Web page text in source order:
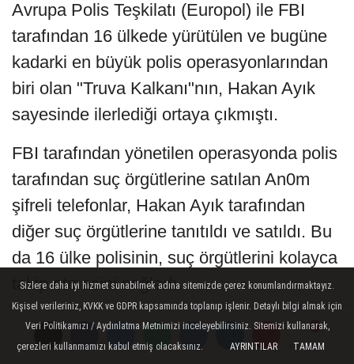
Yorumlar
Yorumlar
Avrupa Polis Teşkilatı (Europol) ile FBI
tarafından 16 ülkede yürütülen ve bugüne
kadarki en büyük polis operasyonlarından
biri olan "Truva Kalkanı"nın, Hakan Ayık
sayesinde ilerlediği ortaya çıkmıştı.
FBI tarafından yönetilen operasyonda polis
tarafından suç örgütlerine satılan An0m
şifreli telefonlar, Hakan Ayık tarafından
diğer suç örgütlerine tanıtıldı ve satıldı. Bu
da 16 ülke polisinin, suç örgütlerini kolayca
takip etmesini sağladı.
Operasyona, polis tarafından suç
örgütlerine satılan şifreli haberleşme hattı
Sizlere daha iyi hizmet sunabilmek adına sitemizde çerez konumlandırmaktayız.
Kişisel verileriniz, KVKK ve GDPR kapsamında toplanıp işlenir. Detaylı bilgi almak için
Veri Politikamızı / Aydınlatma Metnimizi inceleyebilirsiniz. Sitemizi kullanarak,
çerezleri kullanmamızı kabul etmiş olacaksınız.
AYRINTILAR TAMAM